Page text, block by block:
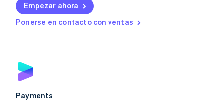
Empezar ahora
Ponerse en contacto con ventas
Payments
Lituania
English
Luxemburgo
Malta
English
EspañolEnglish